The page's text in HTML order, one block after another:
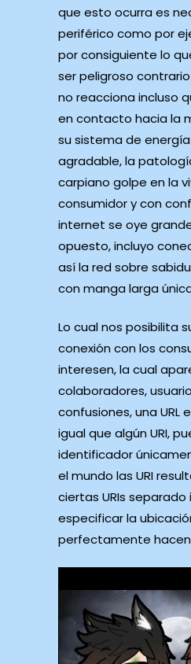
que esto ocurra es
periférico como por
por consiguiente lo
ser peligroso
no reacciona incluso
en contacto hacia la
su sistema de
agradable, la
carpiano golpe en la
consumidor y con
internet se oye
opuesto, incluyo
así la red sobre
con manga larga
Lo cual nos posibilita
conexión con los
interesen, la cual
colaboradores,
confusiones, una URL
igual que algún URI,
identificador
el mundo las URI
ciertas URIs
especificar la
perfectamente hacen